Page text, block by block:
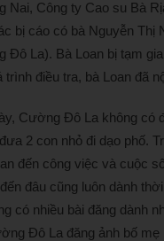
Nai, Công ty Cao su Bà
bị cáo có bà Nguyễn
La). Bà Loan bị tạm
điều tra, bà Loan đã
Cường Đô La không có
2 con nhỏ đi dạo phố.
đến công việc và cuộc
đâu cũng luôn dành
có nhiều bài đăng dành
Đô La đăng ảnh bố